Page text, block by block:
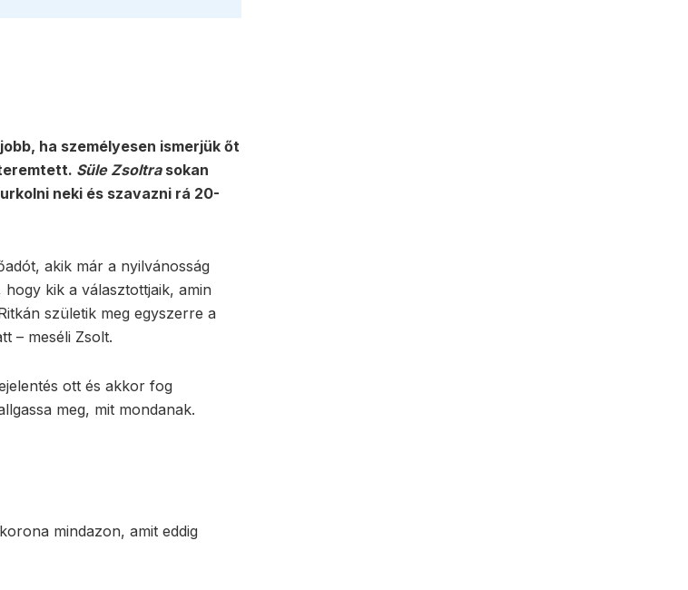
ha személyesen ismerjük őt
Süle Zsoltrasokan
neki és szavazni rá 20-
akik már a nyilvánosság
kik a választottjaik, amin
születik meg egyszerre a
– meséli Zsolt.
ott és akkor fog
meg, mit mondanak.
mindazon, amit eddig